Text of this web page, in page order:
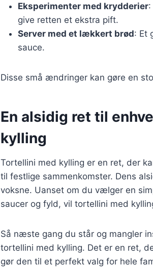
Eksperimenter med krydderier
give retten et ekstra pift.
Server med et lækkert brød: Et
sauce.
Disse små ændringer kan gøre en
En alsidig ret til
kylling
Tortellini med kylling er en ret, der
til festlige sammenkomster. Dens
voksne. Uanset om du vælger en
saucer og fyld, vil tortellini med
Så næste gang du står og mangler
tortellini med kylling. Det er en ret,
gør den til et perfekt valg for hele